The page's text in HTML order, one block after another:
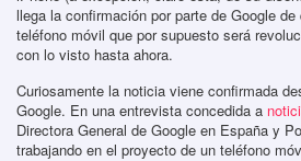
llega la confirmación por parte de Google
teléfono móvil que por supuesto será
con lo visto hasta ahora.
Curiosamente la noticia viene confirmada
Google. En una entrevista concedida a
Directora General de Google en España y
trabajando en el proyecto de un teléfono